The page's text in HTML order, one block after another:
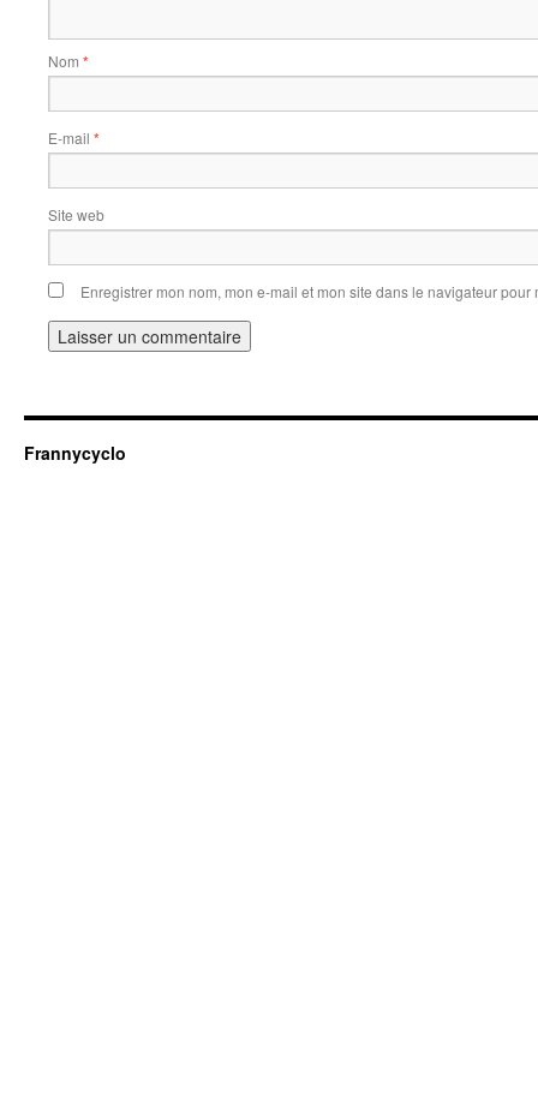
Nom *
E-mail *
Site web
Enregistrer mon nom, mon e-mail et mon site dans le navigateur
Frannycyclo